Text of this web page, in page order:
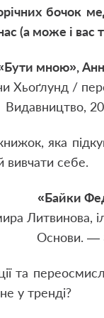
бочок
(а може і вас
мною»,
Хьоґлунд /
Видавництво,
яка
вивчати себе.
«Байки
Литвинова,
Основи. —
та
у тренді?